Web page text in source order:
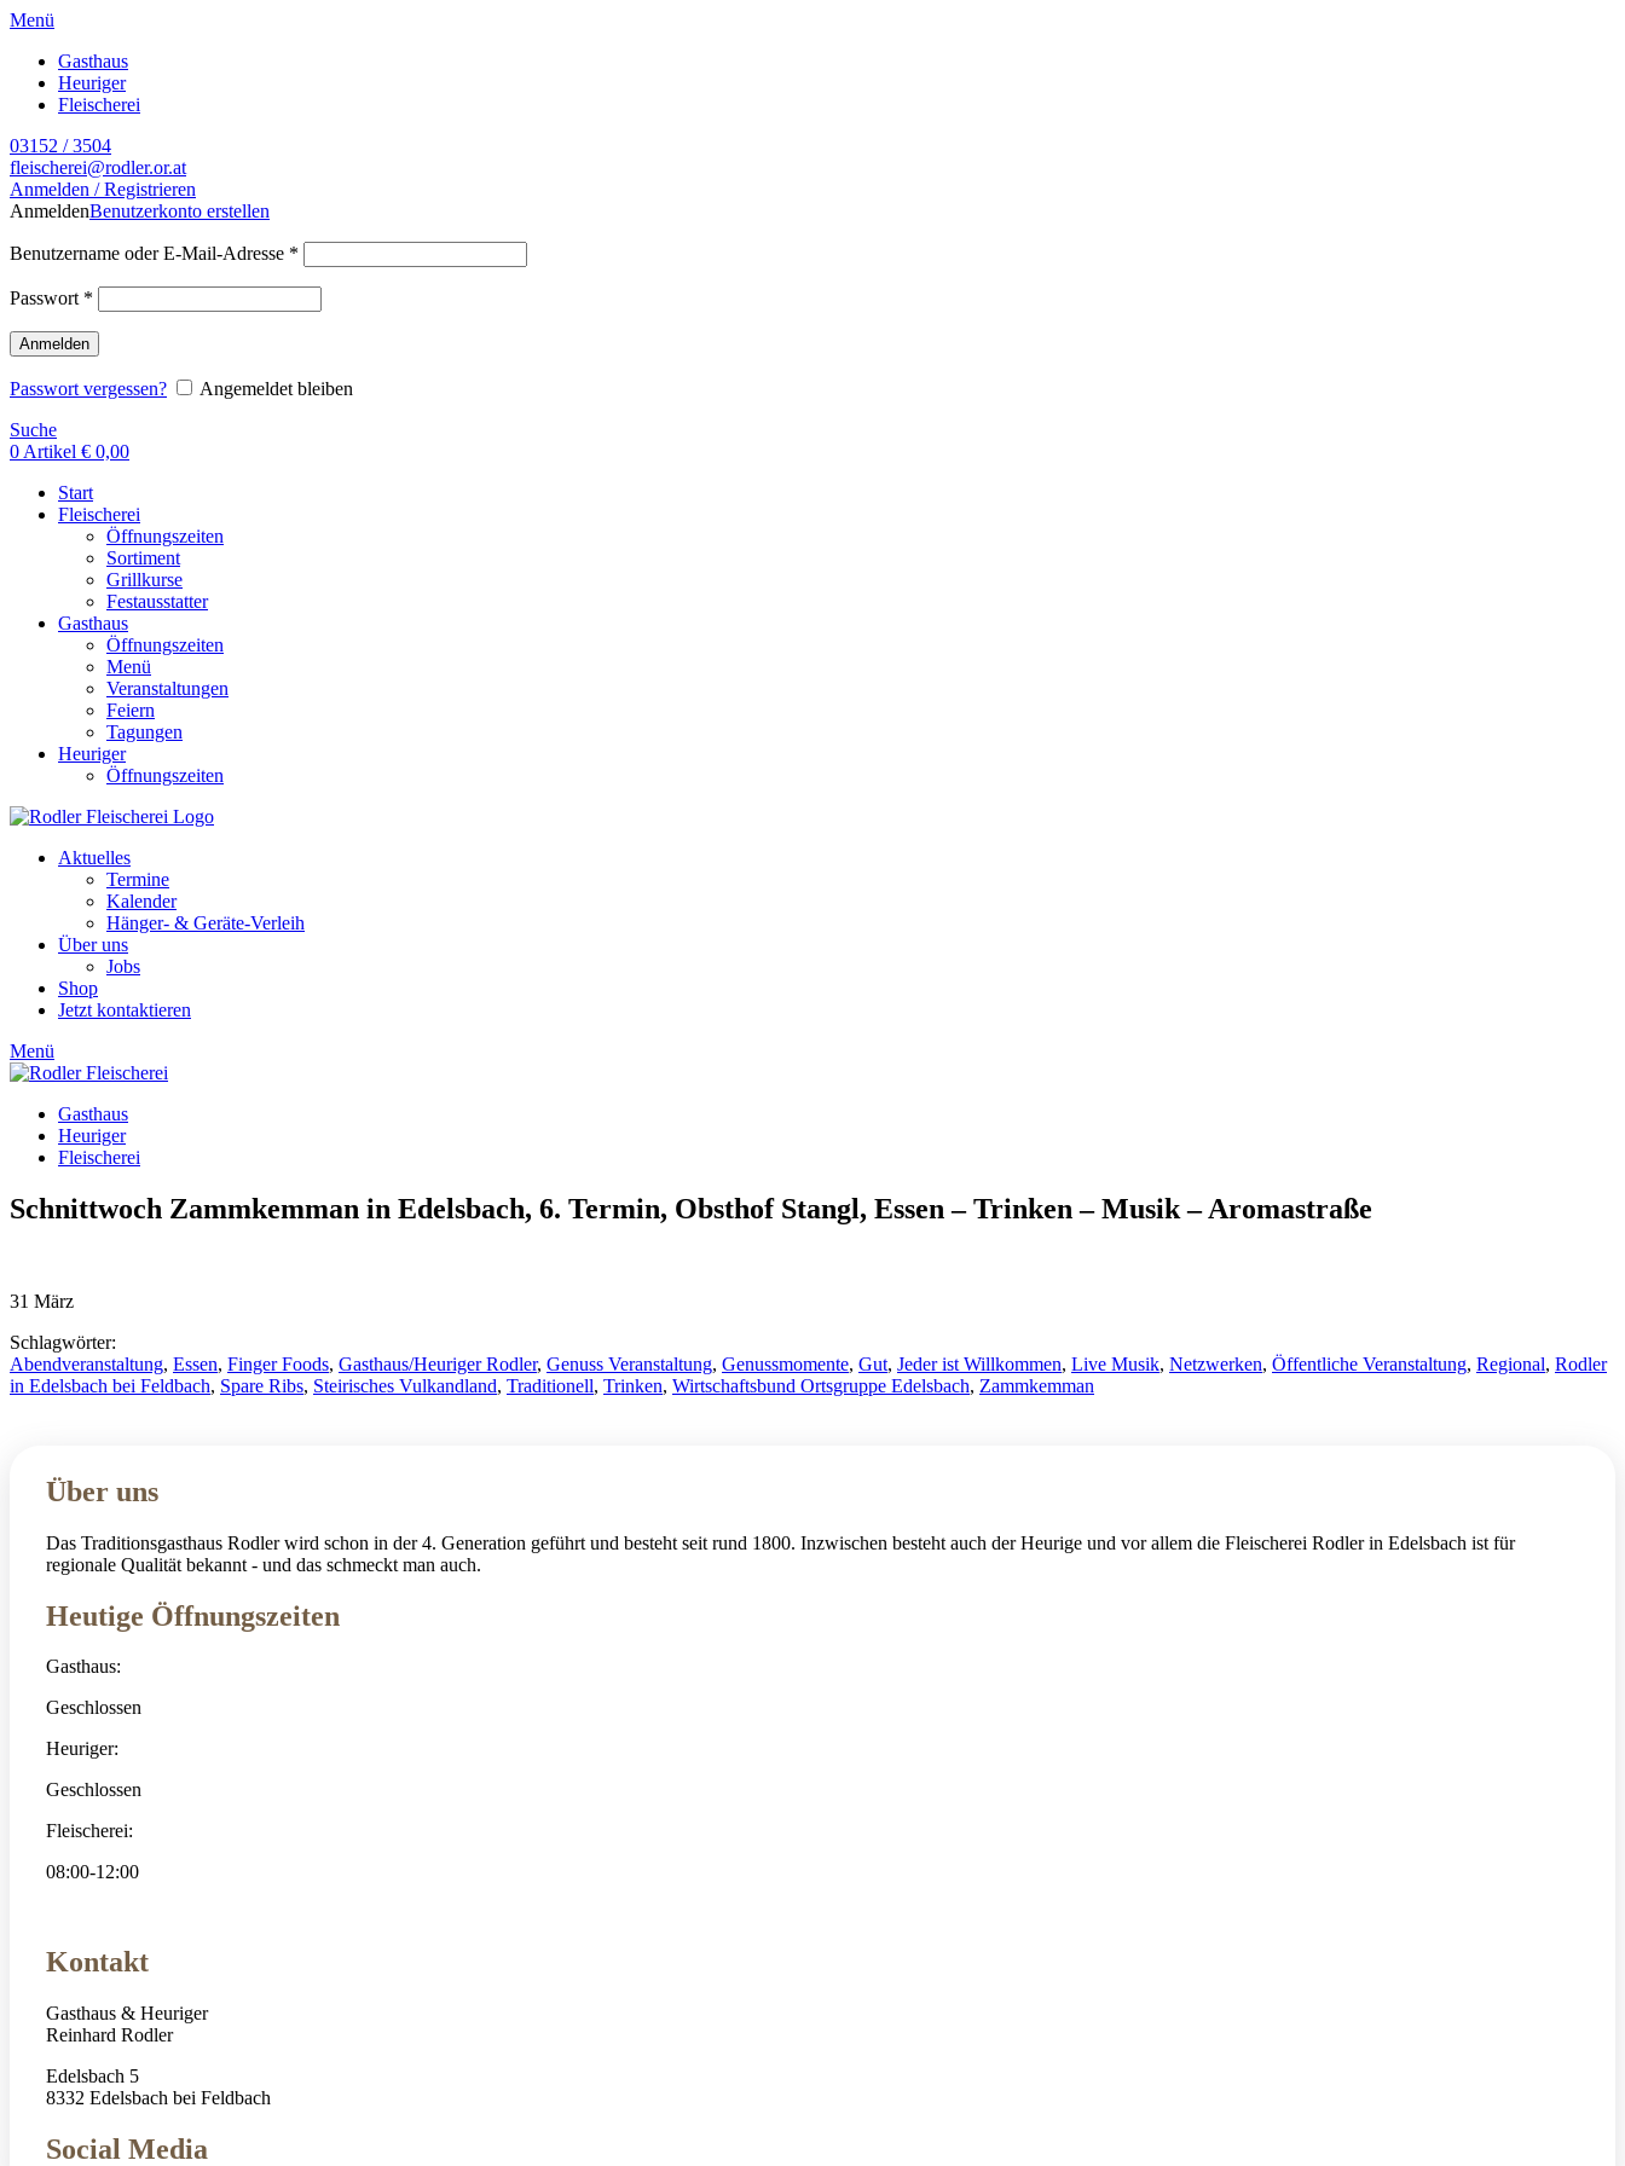
Menü
Gasthaus
Heuriger
Fleischerei
03152 / 3504
fleischerei@rodler.or.at
Anmelden / Registrieren
AnmeldenBenutzerkonto erstellen
Benutzername oder E-Mail-Adresse *
Passwort *
Anmelden
Passwort vergessen?
Angemeldet bleiben
Suche
0 Artikel € 0,00
Start
Fleischerei
Öffnungszeiten
Sortiment
Grillkurse
Festausstatter
Gasthaus
Öffnungszeiten
Menü
Veranstaltungen
Feiern
Tagungen
Heuriger
Öffnungszeiten
Aktuelles
Termine
Kalender
Hänger- & Geräte-Verleih
Über uns
Jobs
Shop
Jetzt kontaktieren
Menü
Gasthaus
Heuriger
Fleischerei
Schnittwoch Zammkemman in Edelsbach, 6. Termin, Obsthof Stangl, Essen – Trinken – Musik – Aromastraße
31 März
Schlagwörter:
Abendveranstaltung, Essen, Finger Foods, Gasthaus/Heuriger Rodler, Genuss Veranstaltung, Genussmomente, Gut, Jeder ist Willkommen, Live Musik, Netzwerken, Öffentliche Veranstaltung, Regional, Rodler
in Edelsbach bei Feldbach, Spare Ribs, Steirisches Vulkandland, Traditionell, Trinken, Wirtschaftsbund Ortsgruppe Edelsbach, Zammkemman
Über uns
Das Traditionsgasthaus Rodler wird schon in der 4. Generation geführt und besteht seit rund 1800. Inzwischen besteht auch der Heurige und vor allem die Fleischerei Rodler in Edelsbach ist für
regionale Qualität bekannt - und das schmeckt man auch.
Heutige Öffnungszeiten
Gasthaus:
Geschlossen
Heuriger:
Geschlossen
Fleischerei:
08:00-12:00
Kontakt
Gasthaus & Heuriger
Reinhard Rodler
Edelsbach 5
8332 Edelsbach bei Feldbach
Social Media